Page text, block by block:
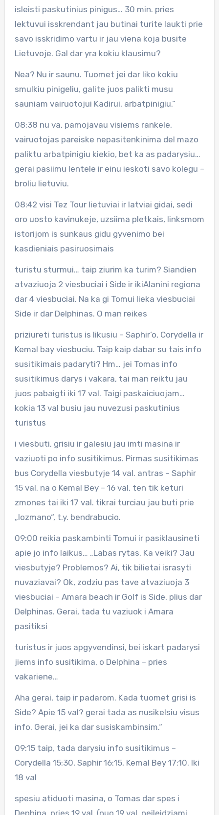
isleisti paskutinius pinigus… 30 min. pries
lektuvui isskrendant jau butinai turite laukti prie
savo isskridimo vartu ir jau viena koja busite
Lietuvoje. Gal dar yra kokiu klausimu?
Nea? Nu ir saunu. Tuomet jei dar liko kokiu
smulkiu pinigeliu, galite juos palikti musu
sauniam vairuotojui Kadirui, arbatpinigiu.“
08:38 nu va, pamojavau visiems rankele,
vairuotojas pareiske nepasitenkinima del mazo
paliktu arbatpinigiu kiekio, bet ka as padarysiu…
gerai pasiimu lentele ir einu ieskoti savo kolegu –
broliu lietuviu.
08:42 visi Tez Tour lietuviai ir latviai gidai, sedi
oro uosto kavinukeje, uzsiima pletkais, linksmom
istorijom is sunkaus gidu gyvenimo bei
kasdieniais pasiruosimais
turistu sturmui… taip ziurim ka turim? Siandien
atvaziuoja 2 viesbuciai i Side ir ikiAlanini regiona
dar 4 viesbuciai. Na ka gi Tomui lieka viesbuciai
Side ir dar Delphinas. O man reikes
priziureti turistus is likusiu – Saphir‘o, Corydella ir
Kemal bay viesbuciu. Taip kaip dabar su tais info
susitikimais padaryti? Hm… jei Tomas info
susitikimus darys i vakara, tai man reiktu jau
juos pabaigti iki 17 val. Taigi paskaiciuojam…
kokia 13 val busiu jau nuvezusi paskutinius
turistus
i viesbuti, grisiu ir galesiu jau imti masina ir
vaziuoti po info susitikimus. Pirmas susitikimas
bus Corydella viesbutyje 14 val. antras – Saphir
15 val. na o Kemal Bey – 16 val, ten tik keturi
zmones tai iki 17 val. tikrai turciau jau buti prie
„lozmano“, t.y. bendrabucio.
09:00 reikia paskambinti Tomui ir pasiklausineti
apie jo info laikus… „Labas rytas. Ka veiki? Jau
viesbutyje? Problemos? Ai, tik bilietai israsyti
nuvaziavai? Ok, zodziu pas tave atvaziuoja 3
viesbuciai – Amara beach ir Golf is Side, plius dar
Delphinas. Gerai, tada tu vaziuok i Amara
pasitiksi
turistus ir juos apgyvendinsi, bei iskart padarysi
jiems info susitikima, o Delphina – pries
vakariene…
Aha gerai, taip ir padarom. Kada tuomet grisi is
Side? Apie 15 val? gerai tada as nusikelsiu visus
info. Gerai, jei ka dar susiskambinsim.“
09:15 taip, tada darysiu info susitikimus –
Corydella 15:30, Saphir 16:15, Kemal Bey 17:10. Iki
18 val
spesiu atiduoti masina, o Tomas dar spes i
Dephina, pries 19 val. (nuo 19 val. neileidziami